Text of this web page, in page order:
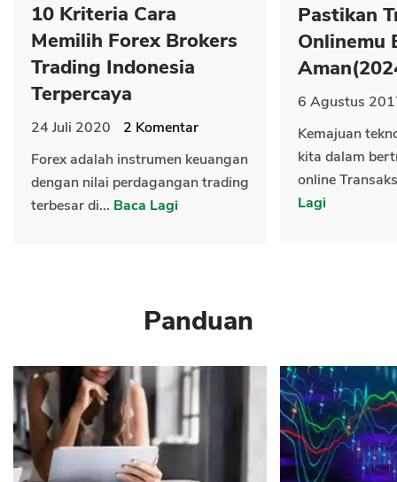
10 Kriteria Cara
Memilih Forex Brokers
Trading Indonesia
Terpercaya
24 Juli 2020 2 Komentar
Forex adalah instrumen keuangan
dengan nilai perdagangan trading
terbesar di... Baca Lagi
Pastikan
Onlinemu
6 Agustus
Kemajuan
kita dalam
online
Lagi
Panduan